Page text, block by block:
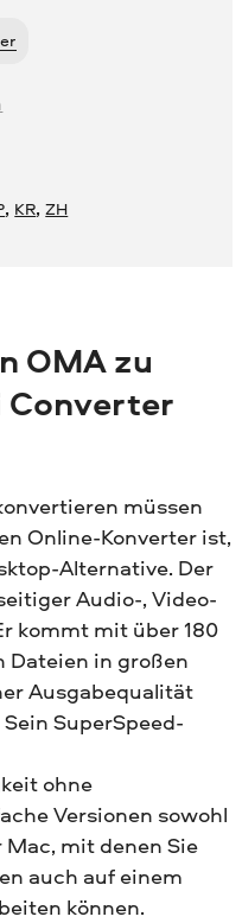
, KR,ZH
OMA zu
Converter
müssen
Online-Konverter ist,
Alternative. Der
Audio-, Video-
kommt mit über 180
Dateien in großen
Ausgabequalität
SuperSpeed-
ohne
Versionen sowohl
mit denen Sie
auch auf einem
können.